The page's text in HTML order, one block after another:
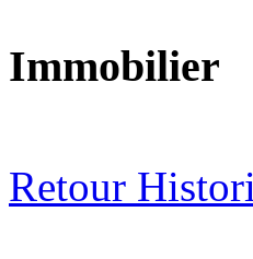
Immobilier
Retour